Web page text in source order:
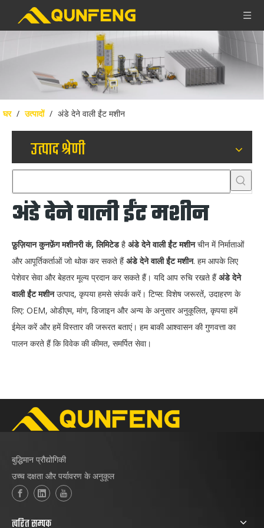
घर / उत्पादों / अंडे देने वाली ईंट मशीन
उत्पाद श्रेणी
अंडे देने वाली ईंट मशीन
फ़ुज़ियान कुनफ़ेंग मशीनरी कं, लिमिटेडहै अंडे देने वाली ईंट मशीनचीन में निर्माताओं
और आपूर्तिकर्ताओं जो थोक कर सकते हैंअंडे देने वाली ईंट मशीन. हम आपके लिए
पेशेवर सेवा और बेहतर मूल्य प्रदान कर सकते हैं। यदि आप रुचि रखते हैंअंडे देने
वाली ईंट मशीनउत्पाद, कृपया हमसे संपर्क करें। टिप्स: विशेष जरूरतें, उदाहरण के
लिए: OEM, ओडीएम, मांग, डिजाइन और अन्य के अनुसार अनुकूलित, कृपया हमें
ईमेल करें और हमें विस्तार की जरूरत बताएं। हम बाकी आश्वासन की गुणवत्ता का
पालन करते हैं कि विवेक की कीमत, समर्पित सेवा।
बुद्धिमान प्रौद्योगिकी
उच्च दक्षता और पर्यावरण के अनुकूल
त्वरित सम्पक